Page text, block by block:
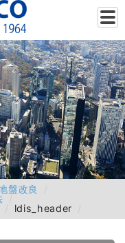
盤改良
ldis_header